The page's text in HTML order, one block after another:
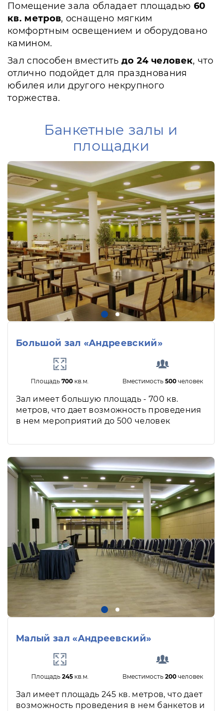
Помещение зала обладает площадью 60
кв. метров, оснащено мягким
комфортным освещением и оборудовано
камином.
Зал способен вместитьдо 24 человек, что
отлично подойдет для празднования
юбилея или другого некрупного
торжества.
Банкетные залы и
площадки
Большой зал «Андреевский»
Площадь700 кв.м. Вместимость 500человек
Зал имеет большую площадь - 700 кв.
метров, что дает возможность проведения
в нем мероприятий до 500 человек
Малый зал «Андреевский»
Площадь 245кв.м. Вместимость 200человек
Зал имеет площадь 245 кв. метров, что дает
возможность проведения в нем банкетов и